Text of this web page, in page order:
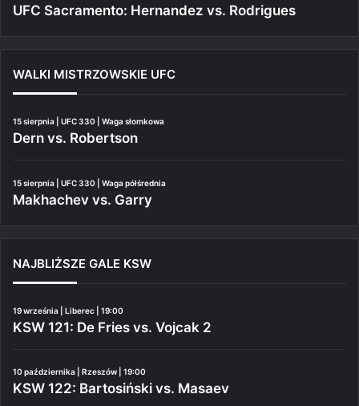
UFC Sacramento: Hernandez vs. Rodrigues
WALKI MISTRZOWSKIE UFC
15 sierpnia | UFC 330 | Waga słomkowa
Dern vs. Robertson
15 sierpnia | UFC 330 | Waga półśrednia
Makhachev vs. Garry
NAJBLIŻSZE GALE KSW
19 września | Liberec | 19:00
KSW 121: De Fries vs. Vojcak 2
10 października | Rzeszów | 19:00
KSW 122: Bartosiński vs. Masaev